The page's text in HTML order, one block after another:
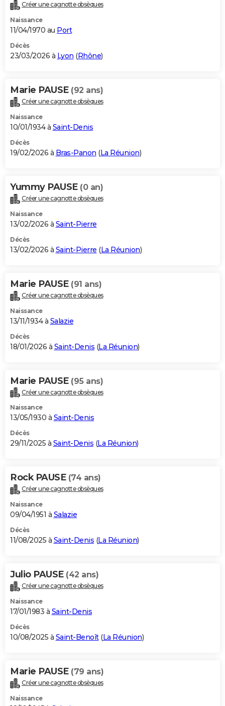
Créer une cagnotte obsèques
Naissance
11/04/1970 au Port
Décès
23/03/2026 à Lyon (Rhône)
Marie PAUSE (92 ans)
Créer une cagnotte obsèques
Naissance
10/01/1934 à Saint-Denis
Décès
19/02/2026 à Bras-Panon (La Réunion)
Yummy PAUSE (0 an)
Créer une cagnotte obsèques
Naissance
13/02/2026 à Saint-Pierre
Décès
13/02/2026 à Saint-Pierre (La Réunion)
Marie PAUSE (91 ans)
Créer une cagnotte obsèques
Naissance
13/11/1934 à Salazie
Décès
18/01/2026 à Saint-Denis (La Réunion)
Marie PAUSE (95 ans)
Créer une cagnotte obsèques
Naissance
13/05/1930 à Saint-Denis
Décès
29/11/2025 à Saint-Denis (La Réunion)
Rock PAUSE (74 ans)
Créer une cagnotte obsèques
Naissance
09/04/1951 à Salazie
Décès
11/08/2025 à Saint-Denis (La Réunion)
Julio PAUSE (42 ans)
Créer une cagnotte obsèques
Naissance
17/01/1983 à Saint-Denis
Décès
10/08/2025 à Saint-Benoît(La Réunion)
Marie PAUSE (79 ans)
Créer une cagnotte obsèques
Naissance